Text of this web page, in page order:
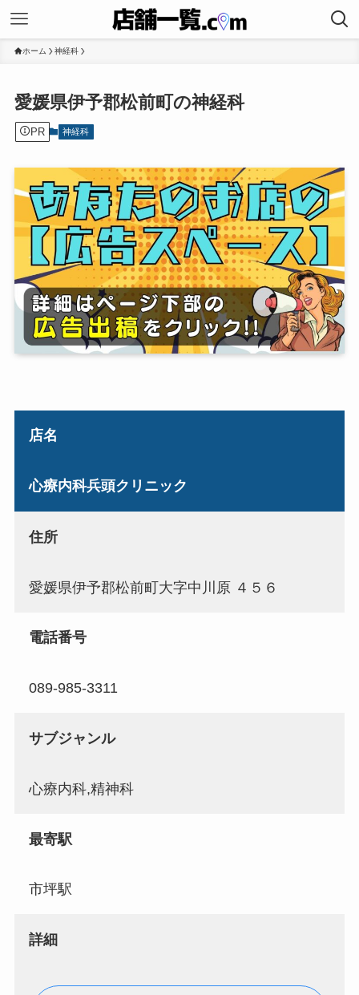
ホーム 神経科
愛媛県伊予郡松前町の神経科
PR 神経科
店名
心療内科兵頭クリニック
住所
愛媛県伊予郡松前町大字中川原 ４５６
電話番号
089-985-3311
サブジャンル
心療内科,精神科
最寄駅
市坪駅
詳細